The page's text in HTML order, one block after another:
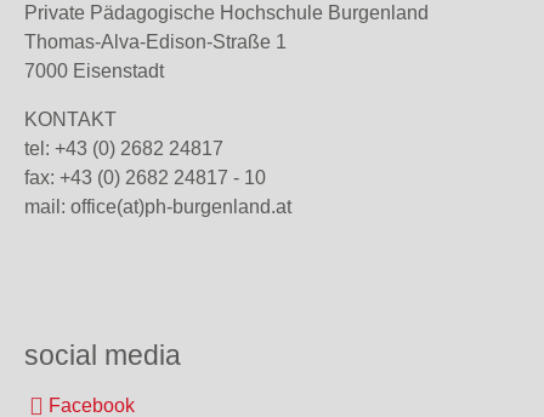
Private Pädagogische Hochschule Burgenland
Thomas-Alva-Edison-Straße 1
7000 Eisenstadt
KONTAKT
tel: +43 (0) 2682 24817
fax: +43 (0) 2682 24817 - 10
mail: office(at)ph-burgenland.at
social media
Facebook